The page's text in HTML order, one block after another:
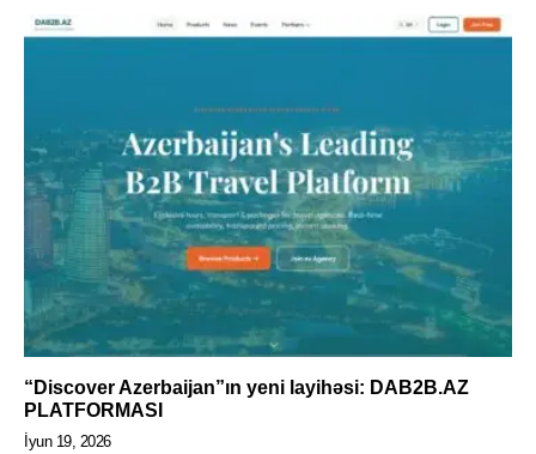
“Discover Azerbaijan”ın yeni layihəsi: DAB2B.AZ
PLATFORMASI
İyun 19, 2026